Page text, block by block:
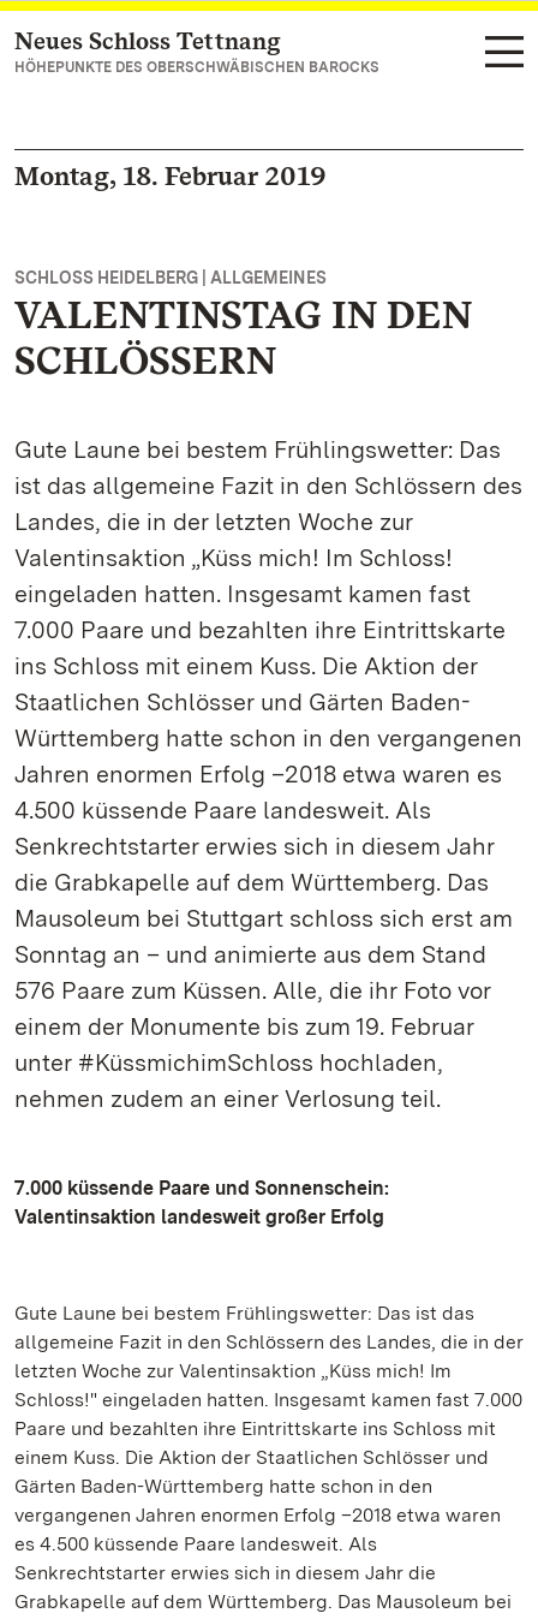
Zum Hauptinhalt springen
Neues Schloss Tettnang
HÖHEPUNKTE DES OBERSCHWÄBISCHEN BAROCKS
Montag, 18. Februar 2019
SCHLOSS HEIDELBERG | ALLGEMEINES
VALENTINSTAG IN DEN
SCHLÖSSERN
Gute Laune bei bestem Frühlingswetter: Das
ist das allgemeine Fazit in den Schlössern des
Landes, die in der letzten Woche zur
Valentinsaktion „Küss mich! Im Schloss!
eingeladen hatten. Insgesamt kamen fast
7.000 Paare und bezahlten ihre Eintrittskarte
ins Schloss mit einem Kuss. Die Aktion der
Staatlichen Schlösser und Gärten Baden-
Württemberg hatte schon in den vergangenen
Jahren enormen Erfolg –2018 etwa waren es
4.500 küssende Paare landesweit. Als
Senkrechtstarter erwies sich in diesem Jahr
die Grabkapelle auf dem Württemberg. Das
Mausoleum bei Stuttgart schloss sich erst am
Sonntag an – und animierte aus dem Stand
576 Paare zum Küssen. Alle, die ihr Foto vor
einem der Monumente bis zum 19. Februar
unter #KüssmichimSchloss hochladen,
nehmen zudem an einer Verlosung teil.
7.000 küssende Paare und Sonnenschein:
Valentinsaktion landesweit großer Erfolg
Gute Laune bei bestem Frühlingswetter: Das ist das
allgemeine Fazit in den Schlössern des Landes, die in der
letzten Woche zur Valentinsaktion „Küss mich! Im
Schloss!" eingeladen hatten. Insgesamt kamen fast 7.000
Paare und bezahlten ihre Eintrittskarte ins Schloss mit
einem Kuss. Die Aktion der Staatlichen Schlösser und
Gärten Baden-Württemberg hatte schon in den
vergangenen Jahren enormen Erfolg –2018 etwa waren
es 4.500 küssende Paare landesweit. Als
Senkrechtstarter erwies sich in diesem Jahr die
Grabkapelle auf dem Württemberg. Das Mausoleum bei